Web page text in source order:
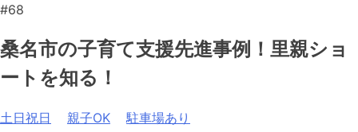
#68
桑名市の子育て支援先進事例！里親ショ
ートを知る！
土日祝日 親子OK 駐車場あり